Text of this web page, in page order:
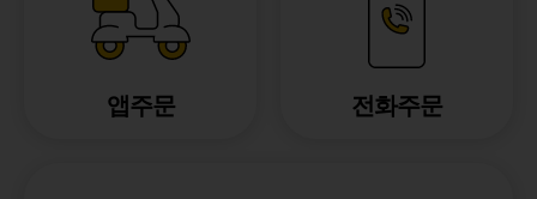
앱주문 전화주문